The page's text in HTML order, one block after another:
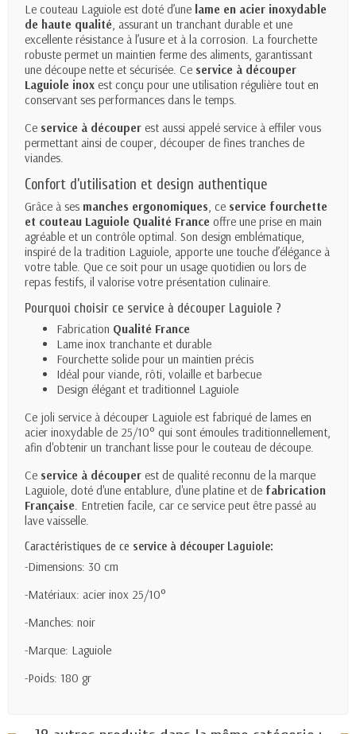
Le couteau Laguiole est doté d’une lame en acier inoxydable
de haute qualité , assurant un tranchant durable et une
excellente résistance à l’usure et à la corrosion. La fourchette
robuste permet un maintien ferme des aliments, garantissant
une découpe nette et sécurisée. Ce service à découper
Laguiole inox est conçu pour une utilisation régulière tout en
conservant ses performances dans le temps.
Ce service à découper est aussi appelé service à effiler vous
permettant ainsi de couper, découper de fines tranches de
viandes.
Confort d’utilisation et design authentique
Grâce à ses manches ergonomiques , ce service fourchette
et couteau Laguiole Qualité France offre une prise en main
agréable et un contrôle optimal. Son design emblématique,
inspiré de la tradition Laguiole, apporte une touche d’élégance à
votre table. Que ce soit pour un usage quotidien ou lors de
repas festifs, il valorise votre présentation culinaire.
Pourquoi choisir ce service à découper Laguiole ?
Fabrication Qualité France
Lame inox tranchante et durable
Fourchette solide pour un maintien précis
Idéal pour viande, rôti, volaille et barbecue
Design élégant et traditionnel Laguiole
Ce joli service à découper Laguiole est fabriqué de lames en
acier inoxydable de 25/10° qui sont émoules traditionnellement,
afin d'obtenir un tranchant lisse pour le couteau de découpe.
Ce service à découper est de qualité reconnu de la marque
Laguiole, doté d'une entablure, d'une platine et de fabrication
Française . Entretien facile, car ce service peut être passé au
lave vaisselle.
Caractéristiques de ce service à découper Laguiole:
-Dimensions: 30 cm
-Matériaux: acier inox 25/10°
-Manches: noir
-Marque: Laguiole
-Poids: 180 gr